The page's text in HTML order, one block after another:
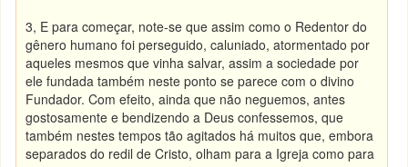
3, E para começar, note-se que assim como o Redentor do
gênero humano foi perseguido, caluniado, atormentado por
aqueles mesmos que vinha salvar, assim a sociedade por
ele fundada também neste ponto se parece com o divino
Fundador. Com efeito, ainda que não neguemos, antes
gostosamente e bendizendo a Deus confessemos, que
também nestes tempos tão agitados há muitos que, embora
separados do redil de Cristo, olham para a Igreja como para